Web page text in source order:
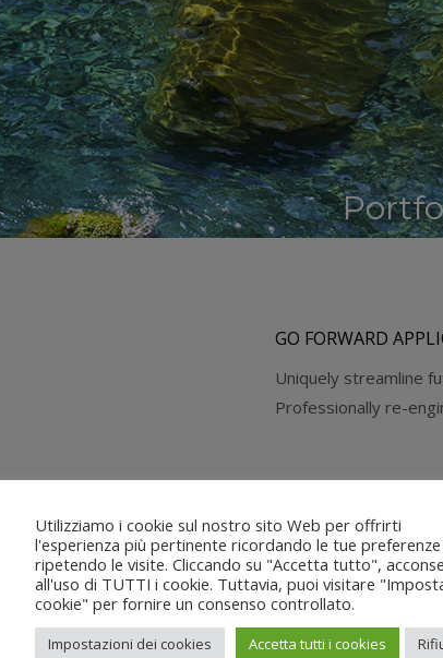
GO FORWARD
Uniquely streamline
Professionally re-
DRAMATICALLY
Whiteboard
services. Uniquely…
Utilizziamo i cookie sul nostro sito Web per offrirti
l'esperienza più pertinente ricordando le tue preferenze
ripetendo le visite. Cliccando su "Accetta tutto",
all'uso di TUTTI i cookie. Tuttavia, puoi visitare
cookie" per fornire un consenso controllato.
Impostazioni dei cookies Accetta tutti i cookies